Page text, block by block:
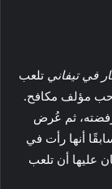
في تيفاني تلعب
حب مؤلف مكافح.
رفضته، ثم عُرض
أنها رأت في
عليها أن تلعب